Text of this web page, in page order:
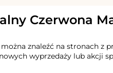
Czerwona
znaleźć na stronach z
wyprzedaży lub akcji